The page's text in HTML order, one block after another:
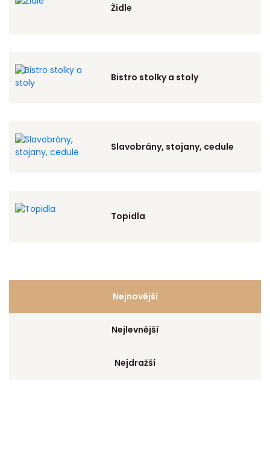
Židle
Bistro stolky a stoly
Slavobrány, stojany, cedule
Topidla
Nejnovější
Nejlevnější
Nejdražší